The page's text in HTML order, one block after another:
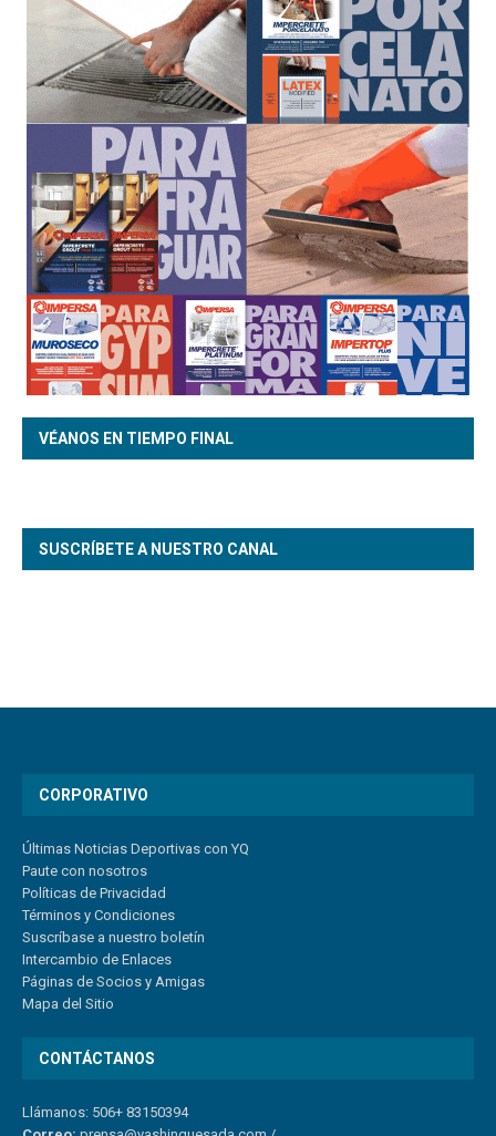
VÉANOS EN TIEMPO FINAL
SUSCRÍBETE A NUESTRO CANAL
CORPORATIVO
Últimas Noticias Deportivas con YQ
Paute con nosotros
Políticas de Privacidad
Términos y Condiciones
Suscríbase a nuestro boletín
Intercambio de Enlaces
Páginas de Socios y Amigas
Mapa del Sitio
CONTÁCTANOS
Llámanos: 506+ 83150394